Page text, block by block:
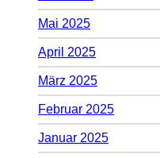
Mai 2025
April 2025
März 2025
Februar 2025
Januar 2025